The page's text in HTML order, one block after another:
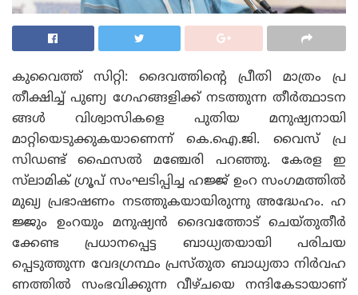
കുവൈത്ത് സിറ്റി: ദൈവത്തിന്റെ പ്രീതി മാത്രം പ്ര
തീക്ഷിച്ച് പുണ്യ ഗേഹങ്ങളിക്ക് നടത്തുന്ന തീർത്ഥാടന
ങ്ങൾ വിശ്വാസികളെ പുതിയ മനുഷ്യനായി
മാറ്റിയെടുക്കുകയാണെന്ന് കെ.ഐ.ജി. വൈസ് പ്ര
സിഡണ്ട് ഫൈസൽ മഞ്ചേരി പറഞ്ഞു. കേരള ഇ
സ്‌ലാമിക് ഗ്രൂപ് സംഘടിപ്പിച്ച ഹജ്ജ് ഉംറ സംഗമത്തിൽ
മുഖ്യ പ്രഭാഷണം നടത്തുകയായിരുന്നു അദ്ധേഹം. ഹ
ജ്ജും ഉംറയും മനുഷ്യൻ ദൈവത്തോട് ചെയ്‌തുതീർ
ക്കേണ്ട പ്രധാനപ്പെട്ട ബാധ്യതയായി പരിചയ
പ്പെടുത്തുന്ന വേദഗ്രന്ഥം പ്രസ്‌തുത ബാധ്യതാ നിർവഹ
ണത്തിൽ സംഭവിക്കുന്ന വീഴ്‌ചയെ നന്ദികേടായാണ്